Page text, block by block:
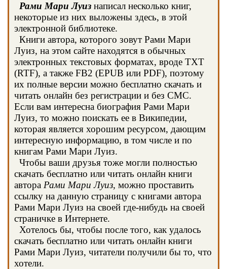
Рами Мари Луиз написал несколько книг,
некоторые из них выложены здесь, в этой
электронной библиотеке.
Книги автора, которого зовут Рами Мари
Луиз, на этом сайте находятся в обычных
электронных текстовых форматах, вроде TXT
(RTF), а также FB2 (EPUB или PDF), поэтому
их полные версии можно бесплатно скачать и
читать онлайн без регистрации и без СМС.
Если вам интересна биография Рами Мари
Луиз, то можно поискать ее в Википедии,
которая является хорошим ресурсом, дающим
интересную информацию, в том числе и по
книгам Рами Мари Луиз.
Чтобы ваши друзья тоже могли полностью
скачать бесплатно или читать онлайн книги
автора Рами Мари Луиз, можно проставить
ссылку на данную страницу с книгами автора
Рами Мари Луиз на своей где-нибудь на своей
страничке в Интернете.
Хотелось бы, чтобы после того, как удалось
скачать бесплатно или читать онлайн книги
Рами Мари Луиз, читатели получили бы то, что
хотели.